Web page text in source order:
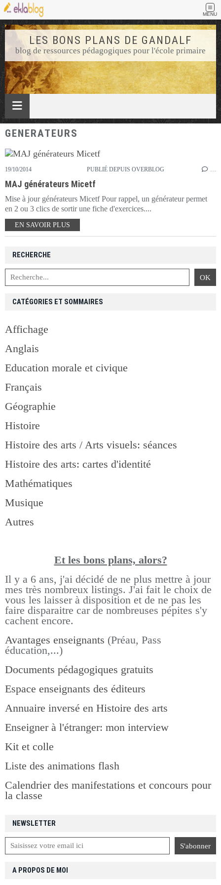
MENU
LES BONS PLANS DE GANDALF
blog de ressources pédagogiques pour l'école primaire
GENERATEURS
19/10/2014 PUBLIÉ DEPUIS OVERBLOG …
MAJ générateurs Micetf
Mise à jour générateurs Micetf Pour rappel, un générateur permet
en 2 ou 3 clics de sortir une fiche d'exercices....
EN SAVOIR PLUS
NEWSLETTER
RECHERCHE
CATÉGORIES ET SOMMAIRES
Affichage
Anglais
Education morale et civique
Français
Géographie
Histoire
Histoire des arts / Arts visuels: séances
Histoire des arts: cartes d'identité
Mathématiques
Musique
Autres
Et les bons plans, alors?
Il y a 6 ans, j'ai décidé de ne plus mettre à jour
mes très nombreux listings. J'ai fait le choix de
vous les laisser à disposition et de ne pas les
faire disparaitre car de nombreuses pépites s'y
cachent encore.
Avantages enseignants (Préau, Pass
éducation,...)
Documents pédagogiques gratuits
Espace enseignants des éditeurs
Annuaire inversé en Histoire des arts
Enseigner à l'étranger: mon interview
Kit et colle
Liste des animations flash
Calendrier des manifestations et concours pour
la classe
A PROPOS DE MOI